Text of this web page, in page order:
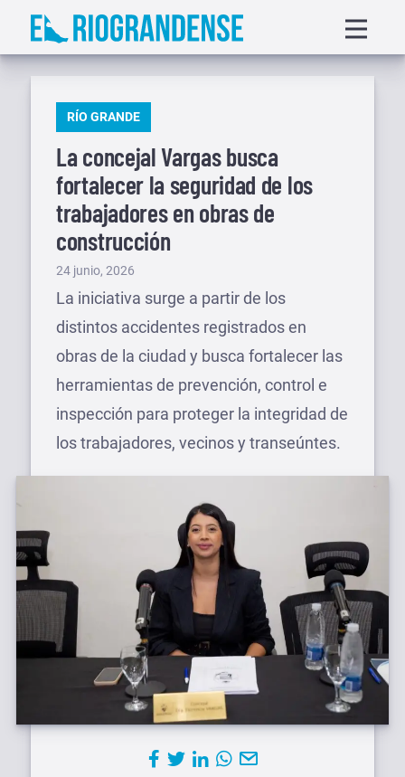
Saltar
menu
PUBLICADO
RÍO GRANDE
La concejal Vargas busca
fortalecer la seguridad de los
trabajadores en obras de
construcción
Publicado
el
24 junio, 2026
La iniciativa surge a partir de los
distintos accidentes registrados en
obras de la ciudad y busca fortalecer las
herramientas de prevención, control e
inspección para proteger la integridad de
los trabajadores, vecinos y transeúntes.